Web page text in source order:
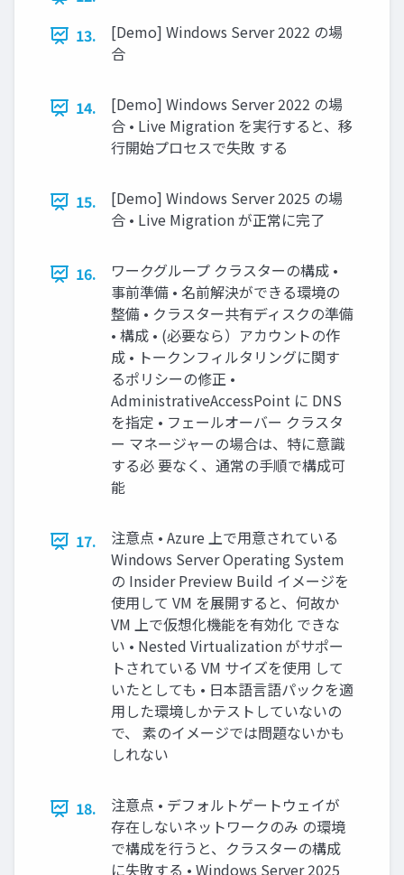
13.
[Demo] Windows Server 2022 の場
合
14.
[Demo] Windows Server 2022 の場
合 • Live Migration を実行すると、移
行開始プロセスで失敗 する
15.
[Demo] Windows Server 2025 の場
合 • Live Migration が正常に完了
16.
ワークグループ クラスターの構成 •
事前準備 • 名前解決ができる環境の
整備 • クラスター共有ディスクの準備
• 構成 • (必要なら）アカウントの作
成 • トークンフィルタリングに関す
るポリシーの修正 •
AdministrativeAccessPoint に DNS
を指定 • フェールオーバー クラスタ
ー マネージャーの場合は、特に意識
する必 要なく、通常の手順で構成可
能
17.
注意点 • Azure 上で用意されている
Windows Server Operating System
の Insider Preview Build イメージを
使用して VM を展開すると、何故か
VM 上で仮想化機能を有効化 できな
い • Nested Virtualization がサポー
トされている VM サイズを使用 して
いたとしても • 日本語言語パックを適
用した環境しかテストしていないの
で、 素のイメージでは問題ないかも
しれない
18.
注意点 • デフォルトゲートウェイが
存在しないネットワークのみ の環境
で構成を行うと、クラスターの構成
に失敗する • Windows Server 2025